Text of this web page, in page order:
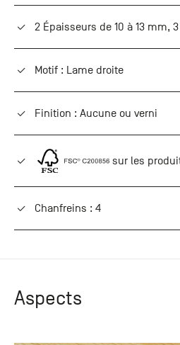
2 Épaisseurs de 10 à 13 mm,
Motif : Lame droite
Finition : Aucune ou verni
sur les
Chanfreins : 4
Aspects